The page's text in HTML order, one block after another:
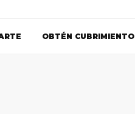
OBTÉN CUBRIMIENTO